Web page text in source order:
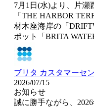
7月1日(水)より、片瀬
「THE HARBOR
材木座海岸の「
ポット「BRITA
ブリタ カスタマーセ
2026/07/15
お知らせ
誠に勝手ながら、